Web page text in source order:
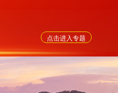
点击进入专题